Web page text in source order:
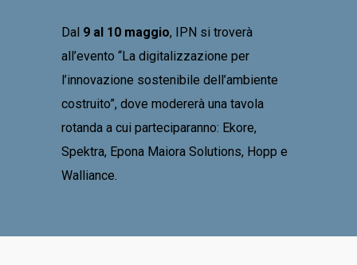
Dal 9 al 10 maggio, IPN si troverà
all’evento “La digitalizzazione per
l’innovazione sostenibile dell’ambiente
costruito”, dove modererà una tavola
rotanda a cui parteciparanno: Ekore,
Spektra, Epona Maiora Solutions, Hopp e
Walliance.